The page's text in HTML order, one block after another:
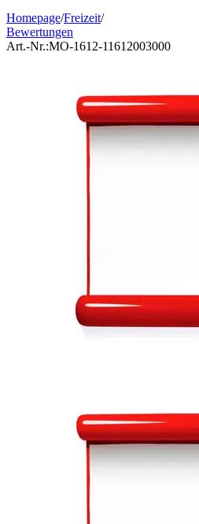
Homepage/Freizeit/
Bewertungen
Art.-Nr.:MO-1612-11612003000